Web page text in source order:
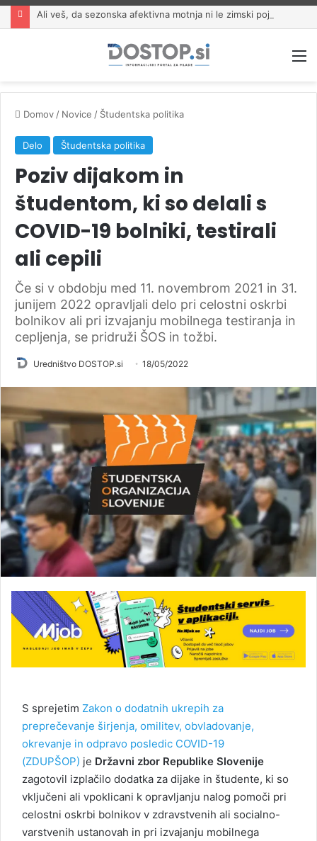
Ali veš, da sezonska afektivna motnja ni le zimski pojav?
Domov / Novice / Študentska politika
Delo Študentska politika
Poziv dijakom in
študentom, ki so delali s
COVID-19 bolniki, testirali
ali cepili
Če si v obdobju med 11. novembrom 2021 in 31.
junijem 2022 opravljali delo pri celostni oskrbi
bolnikov ali pri izvajanju mobilnega testiranja in
cepljenja, se pridruži ŠOS in tožbi.
Uredništvo DOSTOP.si 18/05/2022
S sprejetim Zakon o dodatnih ukrepih za
preprečevanje širjenja, omilitev, obvladovanje,
okrevanje in odpravo posledic COVID-19
(ZDUPŠOP) je Državni zbor Republike Slovenije
zagotovil izplačilo dodatka za dijake in študente, ki so
vključeni ali vpoklicani k opravljanju nalog pomoči pri
celostni oskrbi bolnikov v zdravstvenih ali socialno-
varstvenih ustanovah in pri izvajanju mobilnega